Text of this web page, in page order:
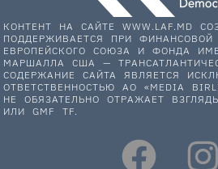
КОНТЕНТ НА САЙТЕ WWW.LAF.MD
ПОДДЕРЖИВАЕТСЯ ПРИ ФИНАНСОВОЙ
ЕВРОПЕЙСКОГО СОЮЗА И ФОНДА
МАРШАЛЛА США —
СОДЕРЖАНИЕ САЙТА ЯВЛЯЕТСЯ
ОТВЕТСТВЕННОСТЬЮ АО «MEDIA
НЕ ОБЯЗАТЕЛЬНО ОТРАЖАЕТ
ИЛИ GMF TF.